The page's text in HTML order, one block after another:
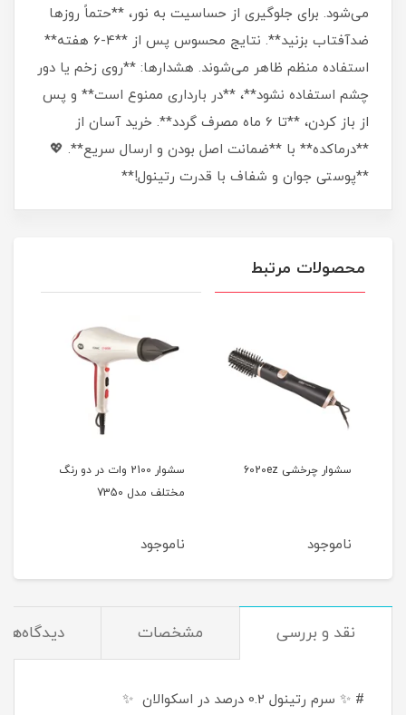
می‌شود. برای جلوگیری از حساسیت به نور، **حتماً روزها
ضدآفتاب بزنید**. نتایج محسوس پس از **4-6 هفته**
استفاده منظم ظاهر می‌شوند. هشدارها: **روی زخم یا دور
چشم استفاده نشود**، **در بارداری ممنوع است** و پس
از باز کردن، **تا 6 ماه مصرف گردد**. خرید آسان از
**درماکده** با **ضمانت اصل بودن و ارسال سریع**. 💖
**پوستی جوان و شفاف با قدرت رتینول!**
محصولات مرتبط
سشوار چرخشی 6020ez
ناموجود
سشوار 2100 وات در دو رنگ
مختلف مدل 7350
ناموجود
نقد و بررسی مشخصات دیدگاه‌ها
# ✨ سرم رتینول 0.2 درصد در اسکوالان ✨